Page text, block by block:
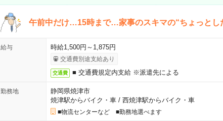
午前中だけ…15時まで…家事のスキマの“ちょっとし
給与 時給1,500円～1,875円
交通費別途支給あり
交通費 ■ 交通費規定内支給 ※派遣先による
勤務地
静岡県焼津市
焼津駅からバイク・車/ 西焼津駅からバイク・車
■物流センターなど ■勤務地選べます